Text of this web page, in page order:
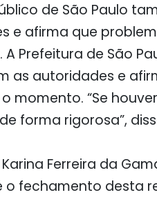
de São Paulo
e afirma que
A Prefeitura de São
as autoridades e
momento. “Se
forma rigorosa”,
Ferreira da
fechamento desta